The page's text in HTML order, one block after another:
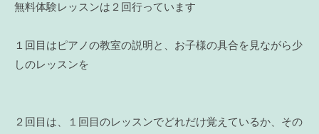
無料体験レッスンは２回行っています
１回目はピアノの教室の説明と、お子様の具合を見ながら少
しのレッスンを
２回目は、１回目のレッスンでどれだけ覚えているか、その